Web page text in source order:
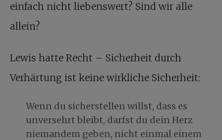
einfach nicht liebenswert? Sind wir alle
allein?
Lewis hatte Recht – Sicherheit durch
Verhärtung ist keine wirkliche Sicherheit:
Wenn du sicherstellen willst, dass es
unversehrt bleibt, darfst du dein Herz
niemandem geben, nicht einmal einem